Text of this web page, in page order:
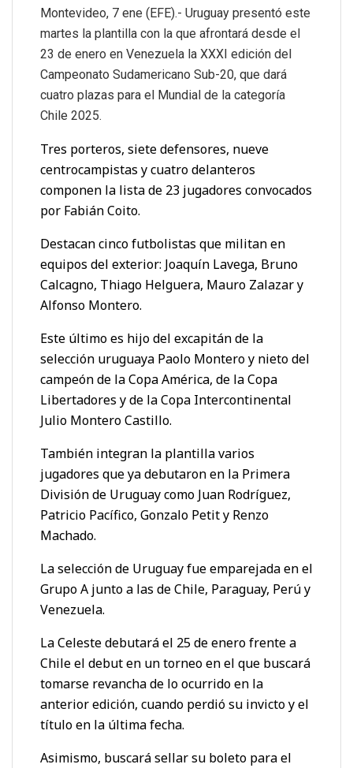
Montevideo, 7 ene (EFE).- Uruguay presentó este
martes la plantilla con la que afrontará desde el
23 de enero en Venezuela la XXXI edición del
Campeonato Sudamericano Sub-20, que dará
cuatro plazas para el Mundial de la categoría
Chile 2025.
Tres porteros, siete defensores, nueve
centrocampistas y cuatro delanteros
componen la lista de 23 jugadores convocados
por Fabián Coito.
Destacan cinco futbolistas que militan en
equipos del exterior: Joaquín Lavega, Bruno
Calcagno, Thiago Helguera, Mauro Zalazar y
Alfonso Montero.
Este último es hijo del excapitán de la
selección uruguaya Paolo Montero y nieto del
campeón de la Copa América, de la Copa
Libertadores y de la Copa Intercontinental
Julio Montero Castillo.
También integran la plantilla varios
jugadores que ya debutaron en la Primera
División de Uruguay como Juan Rodríguez,
Patricio Pacífico, Gonzalo Petit y Renzo
Machado.
La selección de Uruguay fue emparejada en el
Grupo A junto a las de Chile, Paraguay, Perú y
Venezuela.
La Celeste debutará el 25 de enero frente a
Chile el debut en un torneo en el que buscará
tomarse revancha de lo ocurrido en la
anterior edición, cuando perdió su invicto y el
título en la última fecha.
Asimismo, buscará sellar su boleto para el